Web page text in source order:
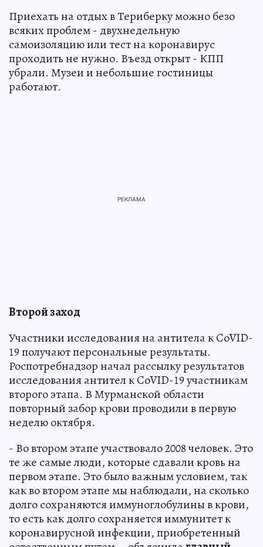
Приехать на отдых в Териберку можно безо
всяких проблем - двухнедельную
самоизоляцию или тест на коронавирус
проходить не нужно. Въезд открыт - КПП
убрали. Музеи и небольшие гостиницы
работают.
Второй заход
Участники исследования на антитела к CoVID-
19 получают персональные результаты.
Роспотребнадзор начал рассылку результатов
исследования антител к CoVID-19 участникам
второго этапа. В Мурманской области
повторный забор крови проводили в первую
неделю октября.
- Во втором этапе участвовало 2008 человек. Это
те же самые люди, которые сдавали кровь на
первом этапе. Это было важным условием, так
как во втором этапе мы наблюдали, на сколько
долго сохраняются иммуноглобулины в крови,
то есть как долго сохраняется иммунитет к
коронавирусной инфекции, приобретенный